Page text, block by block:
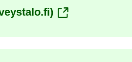
(siirryt
palveluun)